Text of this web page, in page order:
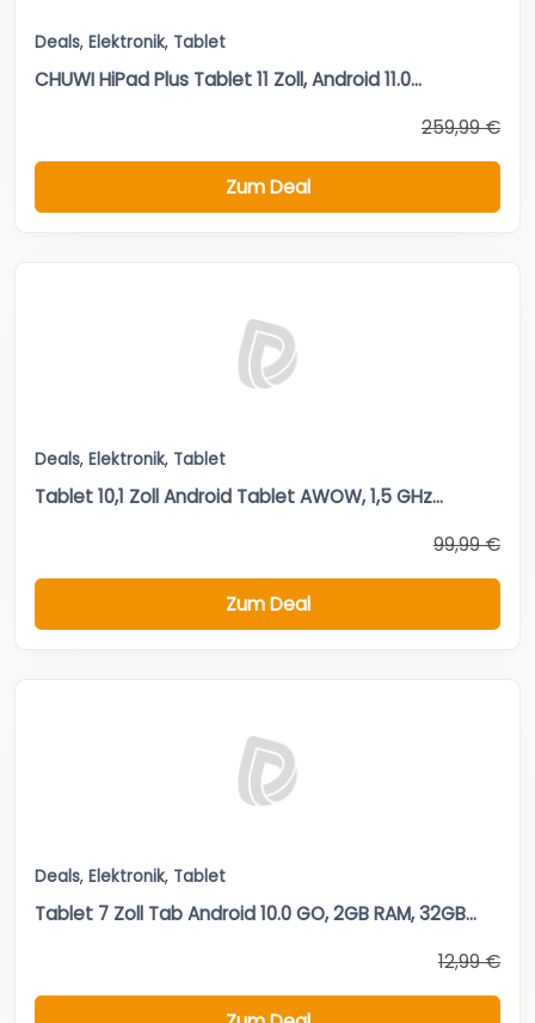
Deals, Elektronik, Tablet
CHUWI HiPad Plus Tablet 11 Zoll, Android 11.0...
259,99 €
Zum Deal
Deals, Elektronik, Tablet
Tablet 10,1 Zoll Android Tablet AWOW, 1,5 GHz...
99,99 €
Zum Deal
Deals, Elektronik, Tablet
Tablet 7 Zoll Tab Android 10.0 GO, 2GB RAM, 32GB...
12,99 €